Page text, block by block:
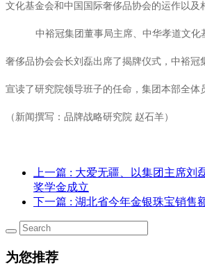
文化基金会和中国国际奢侈品协会的运作以及
中裕冠集团董事局主席、中华孝道文化
奢侈品协会会长刘磊出席了揭牌仪式，中裕冠
宣读了研究院领导班子的任命，集团本部全体
（新闻撰写：品牌战略研究院 赵石羊）
上一篇 : 大爱无疆、以集团主席刘
奖学金成立
下一篇 : 湖北省今年金银珠宝销售
为您推荐